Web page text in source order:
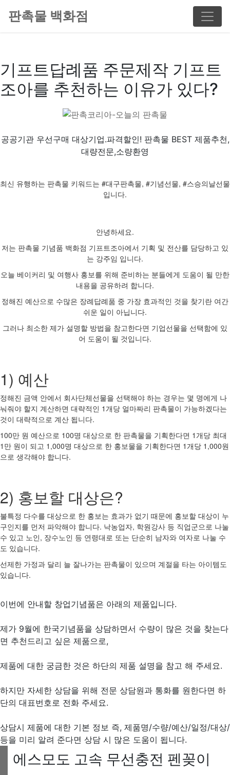
판촉물 백화점
기프트답례품 주문제작 기프트
조아를 추천하는 이유가 있다?
공공기관 우선구매 대상기업.파격할인! 판촉물 BEST 제품추천,
대량전문,소량환영
최신 유행하는 판촉물 키워드는 #대구판촉물, #기념선물, #스승의날선물
입니다.
안녕하세요.
저는 판촉물 기념품 백화점 기프트조아에서 기획 및 전산를 담당하고 있
는 강주임 입니다.
오늘 베이커리 및 여행사 홍보를 위해 준비하는 분들에게 도움이 될 만한
내용을 공유하려 합니다.
정해진 예산으로 수많은 장례답례품 중 가장 효과적인 것을 찾기란 여간
쉬운 일이 아닙니다.
그러나 최소한 제가 설명할 방법을 참고한다면 기업선물을 선택함에 있
어 도움이 될 것입니다.
1) 예산
정해진 금액 안에서 회사단체선물을 선택해야 하는 경우는 몇 명에게 나
눠줘야 할지 계산하면 대략적인 1개당 얼마짜리 판촉물이 가능하겠다는
것이 대략적으로 계산 됩니다.
100만 원 예산으로 100명 대상으로 한 판촉물을 기획한다면 1개당 최대
1만 원이 되고 1,000명 대상으로 한 홍보물을 기획한다면 1개당 1,000원
으로 생각해야 합니다.
2) 홍보할 대상은?
불특정 다수를 대상으로 한 홍보는 효과가 없기 때문에 홍보할 대상이 누
구인지를 먼저 파악해야 합니다. 낙농업자, 학원강사 등 직업군으로 나눌
수 있고 노인, 장수노인 등 연령대로 또는 단순히 남자와 여자로 나눌 수
도 있습니다.
선제한 가정과 달리 늘 잘나가는 판촉물이 있으며 계절을 타는 아이템도
있습니다.
이번에 안내할 창업기념품은 아래의 제품입니다.
제가 9월에 한국기념품을 상담하면서 수량이 많은 것을 찾는다
면 추천드리고 싶은 제품으로,
제품에 대한 궁금한 것은 하단의 제품 설명을 참고 해 주세요.
하지만 자세한 상담을 위해 전문 상담원과 통화를 원한다면 하
단의 대표번호로 전화 주세요.
상담시 제품에 대한 기본 정보 즉, 제품명/수량/예산/일정/대상/
등을 미리 알려 준다면 상담 시 많은 도움이 됩니다.
에스모도 고속 무선충전 펜꽂이